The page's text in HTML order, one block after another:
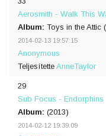
Aerosmith - Walk This
Album: Toys in the Attic
2014-02-13 19:57:15
Anonymous
Teljesítette AnneTaylor
29
Sub Focus - Endorphins
Album: (2013)
2014-02-12 19:39:09